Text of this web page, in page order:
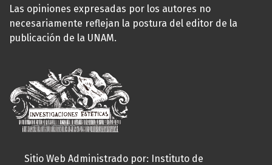
Las opiniones expresadas por los autores no
necesariamente reflejan la postura del editor de la
publicación de la UNAM.
Sitio Web Administrado por: Instituto de